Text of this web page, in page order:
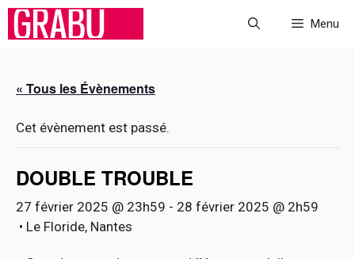
Aller
Menu
« Tous les Évènements
Cet évènement est passé.
DOUBLE TROUBLE
27 février 2025 @ 23h59 - 28 février 2025 @ 2h59
• Le Floride, Nantes